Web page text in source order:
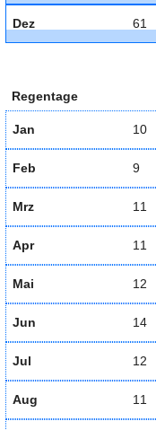
Dez 61
Regentage
Jan 10
Feb 9
Mrz 11
Apr 11
Mai 12
Jun 14
Jul 12
Aug 11